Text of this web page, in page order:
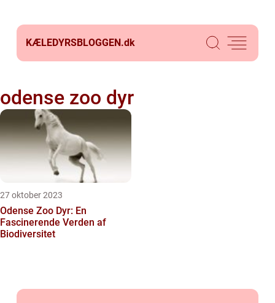
KÆLEDYRSBLOGGEN.dk
odense zoo dyr
27 oktober 2023
Odense Zoo Dyr: En
Fascinerende Verden af
Biodiversitet